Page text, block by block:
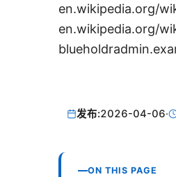
en.wikipedia.org/
en.wikipedia.org/
发布:2026-04-06·
ON THIS PAGE